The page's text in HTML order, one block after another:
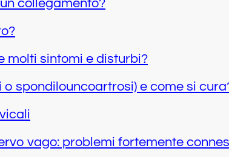
collegamento?
molti sintomi e disturbi?
o spondilouncoartrosi) e come si
vago: problemi fortemente